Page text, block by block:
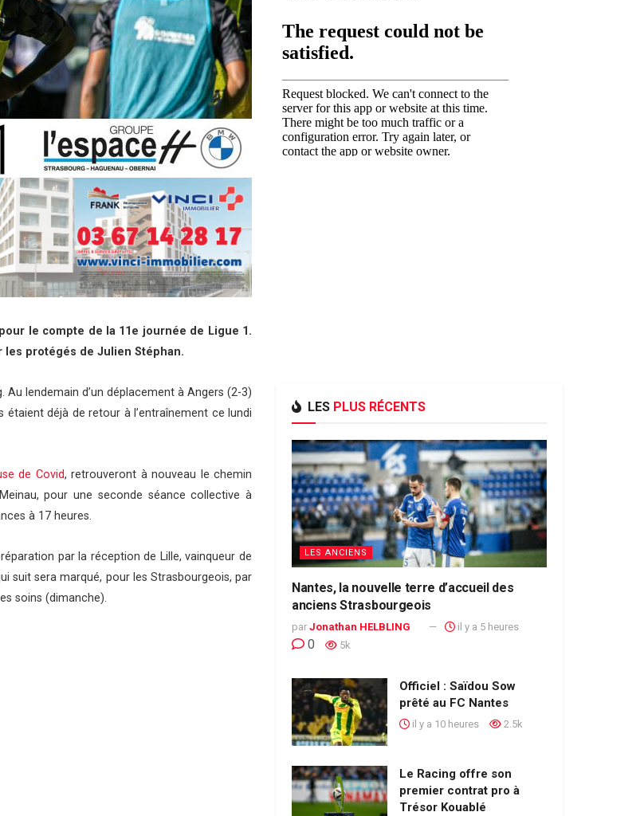
le compte de la 11e journée de Ligue 1.
protégés de Julien Stéphan.
Au lendemain d’un déplacement à Angers (2-3)
déjà de retour à l’entraînement ce lundi
de Covid, retrouveront à nouveau le chemin
pour une seconde séance collective à
à 17 heures.
par la réception de Lille, vainqueur de
suit sera marqué, pour les Strasbourgeois, par
soins (dimanche).
LES PLUS RÉCENTS
LES ANCIENS
Nantes, la nouvelle terre d’accueil des
anciens Strasbourgeois
par Jonathan HELBLING il y a 5 heures
0 5k
Officiel : Saïdou Sow
prêté au FC Nantes
il y a 10 heures 2.5k
Le Racing offre son
premier contrat pro à
Trésor Kouablé